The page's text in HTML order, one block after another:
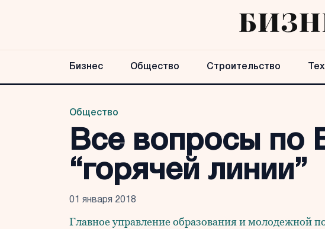
Бизнес Общество Строительство
Общество
Все вопросы по
“горячей линии”
01 января 2018
Главное управление образования и молодежной